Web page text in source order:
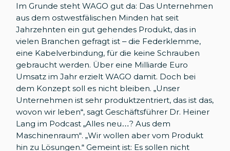
Im Grunde steht WAGO gut da: Das Unternehmen
aus dem ostwestfälischen Minden hat seit
Jahrzehnten ein gut gehendes Produkt, das in
vielen Branchen gefragt ist – die Federklemme,
eine Kabelverbindung, für die keine Schrauben
gebraucht werden. Über eine Milliarde Euro
Umsatz im Jahr erzielt WAGO damit. Doch bei
dem Konzept soll es nicht bleiben. „Unser
Unternehmen ist sehr produktzentriert, das ist das,
wovon wir leben“, sagt Geschäftsführer Dr. Heiner
Lang im Podcast „Alles neu…? Aus dem
Maschinenraum“. „Wir wollen aber vom Produkt
hin zu Lösungen.“ Gemeint ist: Es sollen nicht